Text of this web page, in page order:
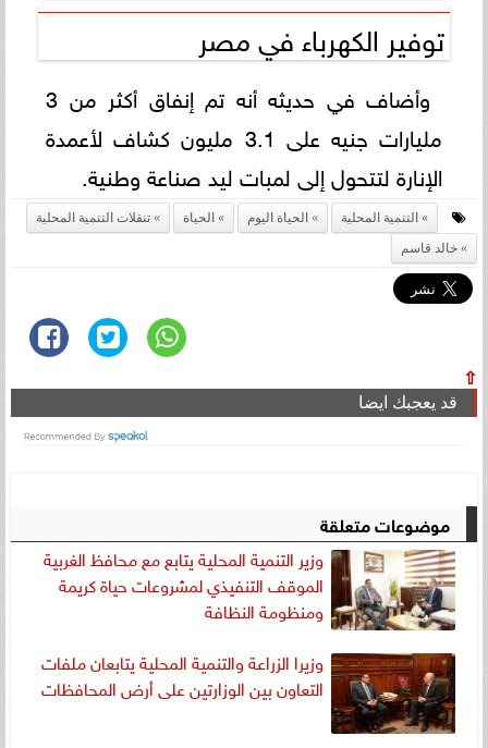
توفير الكهرباء في مصر
وأضاف في حديثه أنه تم إنفاق أكثر من 3
مليارات جنيه على 3.1 مليون كشاف لأعمدة
الإنارة لتتحول إلى لمبات ليد صناعة وطنية.
التنمية المحلية الحياة اليوم الحياة
تنقلات التنمية المحلية
خالد قاسم
⇧
قد يعجبك ايضا
موضوعات متعلقة
وزير التنمية المحلية يتابع مع محافظ الغربية
الموقف التنفيذي لمشروعات حياة كريمة
ومنظومة النظافة
وزيرا الزراعة والتنمية المحلية يتابعان ملفات
التعاون بين الوزارتين على أرض المحافظات